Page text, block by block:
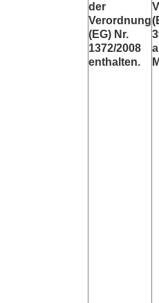
der
Verordnung
(EG) Nr.
1372/2008
enthalten.